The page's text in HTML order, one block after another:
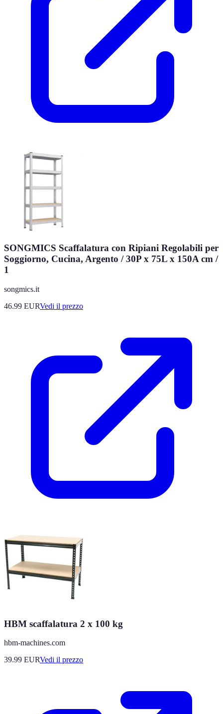
SONGMICS Scaffalatura con Ripiani Regolabili per
Soggiorno, Cucina, Argento / 30P x 75L x 150A cm /
1
songmics.it
46.99 EURVedi il prezzo
HBM scaffalatura 2 x 100 kg
hbm-machines.com
39.99 EURVedi il prezzo